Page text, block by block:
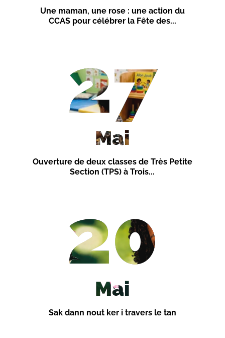
Une maman, une rose : une action du
CCAS pour célébrer la Fête des...
​Ouverture de deux classes de Très Petite
Section (TPS) à Trois...
27
Mai
Sak dann nout ker i travers le tan
20
Mai